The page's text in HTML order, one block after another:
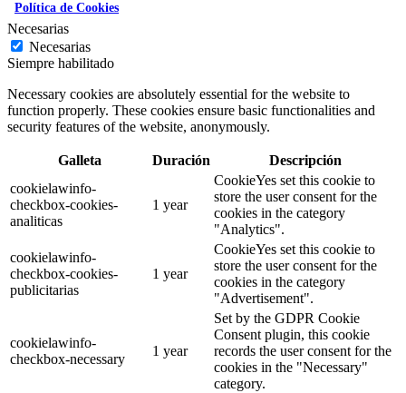
Política de Cookies
Necesarias
Necesarias
Siempre habilitado
Necessary cookies are absolutely essential for the website to
function properly. These cookies ensure basic functionalities and
security features of the website, anonymously.
Galleta Duración
Descripción
cookielawinfo-
checkbox-cookies-
analiticas
1 year
CookieYes set this cookie to
store the user consent for the
cookies in the category
"Analytics".
cookielawinfo-
checkbox-cookies-
publicitarias
1 year
CookieYes set this cookie to
store the user consent for the
cookies in the category
"Advertisement".
cookielawinfo-
checkbox-necessary
1 year
Set by the GDPR Cookie
Consent plugin, this cookie
records the user consent for the
cookies in the "Necessary"
category.